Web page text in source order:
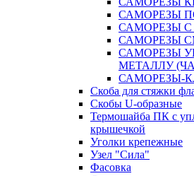
САМОРЕЗЫ
САМОРЕЗЫ
САМОРЕЗЫ
САМОРЕЗЫ
МЕТАЛЛУ
САМОРЕЗЫ-
Скоба для стяжки
Скобы U-образные
Термошайба ПК с
крышечкой
Уголки крепежные
Узел "Сила"
Фасовка